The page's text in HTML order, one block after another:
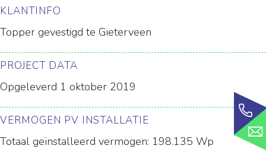
KLANTINFO
Topper gevestigd te Gieterveen
PROJECT DATA
Opgeleverd 1 oktober 2019
VERMOGEN PV INSTALLATIE
Totaal geïnstalleerd vermogen: 198.135 Wp